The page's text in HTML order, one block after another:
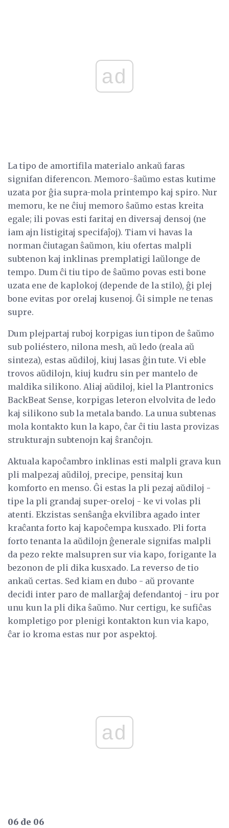
ad
La tipo de amortifila materialo ankaŭ faras
signifan diferencon. Memoro-ŝaŭmo estas kutime
uzata por ĝia supra-mola printempo kaj spiro. Nur
memoru, ke ne ĉiuj memoro ŝaŭmo estas kreita
egale; ili povas esti faritaj en diversaj densoj (ne
iam ajn listigitaj specifaĵoj). Tiam vi havas la
norman ĉiutagan ŝaŭmon, kiu ofertas malpli
subtenon kaj inklinas premplatigi laŭlonge de
tempo. Dum ĉi tiu tipo de ŝaŭmo povas esti bone
uzata ene de kaplokoj (depende de la stilo), ĝi plej
bone evitas por orelaj kusenoj. Ĝi simple ne tenas
supre.
Dum plejpartaj ruboj korpigas iun tipon de ŝaŭmo
sub poliéstero, nilona mesh, aŭ ledo (reala aŭ
sinteza), estas aŭdiloj, kiuj lasas ĝin tute. Vi eble
trovos aŭdilojn, kiuj kudru sin per mantelo de
maldika silikono. Aliaj aŭdiloj, kiel la Plantronics
BackBeat Sense, korpigas leteron elvolvita de ledo
kaj silikono sub la metala bando. La unua subtenas
mola kontakto kun la kapo, ĉar ĉi tiu lasta provizas
strukturajn subtenojn kaj ŝranĉojn.
Aktuala kapoĉambro inklinas esti malpli grava kun
pli malpezaj aŭdiloj, precipe, pensitaj kun
komforto en menso. Ĝi estas la pli pezaj aŭdiloj -
tipe la pli grandaj super-oreloj - ke vi volas pli
atenti. Ekzistas senŝanĝa ekvilibra agado inter
kraĉanta forto kaj kapoĉempa kusxado. Pli forta
forto tenanta la aŭdilojn ĝenerale signifas malpli
da pezo rekte malsupren sur via kapo, forigante la
bezonon de pli dika kusxado. La reverso de tio
ankaŭ certas. Sed kiam en dubo - aŭ provante
decidi inter paro de mallarĝaj defendantoj - iru por
unu kun la pli dika ŝaŭmo. Nur certigu, ke sufiĉas
kompletigo por plenigi kontakton kun via kapo,
ĉar io kroma estas nur por aspektoj.
ad
06 de 06